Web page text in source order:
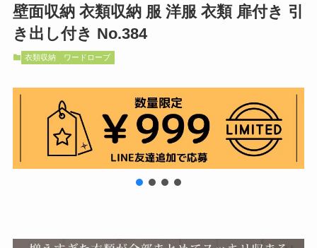
壁面収納 衣類収納 服 洋服 衣類 扉付き 引
き出し付き No.384
衣類収納 ワードローブ